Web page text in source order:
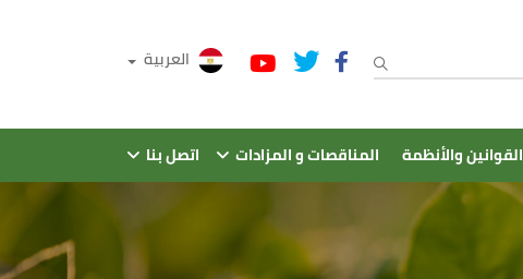
العربية
القوانين والأنظمة المناقصات و المزادات اتصل بنا